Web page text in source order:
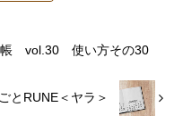
帳 vol.30 使い方その30
とRUNE＜ヤラ＞